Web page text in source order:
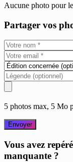
Aucune photo pour
Partager vos
5 photos max, 5 Mo
Envoyer
Vous avez
manquante ?